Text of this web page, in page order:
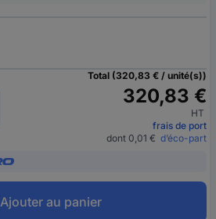
Total (320,83 € / unité(s))
320,83 €
HT
frais de port
dont 0,01 € d’éco-part
Ajouter au panier